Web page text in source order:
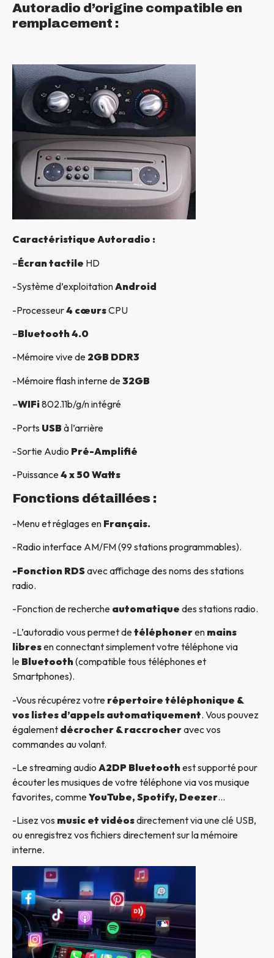
Autoradio d’origine compatible en
remplacement :
Caractéristique Autoradio :
–Écran tactile HD
-Système d’exploitationAndroid
-Processeur4 cœursCPU
–Bluetooth 4.0
-Mémoire vive de 2GB DDR3
-Mémoire flash interne de32GB
–WIFi802.11b/g/n intégré
-Ports USBà l’arrière
-Sortie Audio Pré-Amplifié
-Puissance4 x 50 Watts
Fonctions détaillées :
-Menu et réglages en Français.
-Radio interface AM/FM (99 stations programmables).
-Fonction RDSavec affichage des noms des stations
radio.
-Fonction de recherche automatique des stations radio.
-L’autoradio vous permet detéléphoneren mains
libresen connectant simplement votre téléphone via
le Bluetooth(compatible tous téléphones et
Smartphones).
-Vous récupérez votre répertoire téléphonique &
vos listes d’appels automatiquement. Vous pouvez
également décrocher & raccrocheravec vos
commandes au volant.
-Le streaming audio A2DP Bluetoothest supporté pour
écouter les musiques de votre téléphone via vos musique
favorites, commeYouTube, Spotify, Deezer…
-Lisez vos music et vidéosdirectement via une clé USB,
ou enregistrez vos fichiers directement sur la mémoire
interne.